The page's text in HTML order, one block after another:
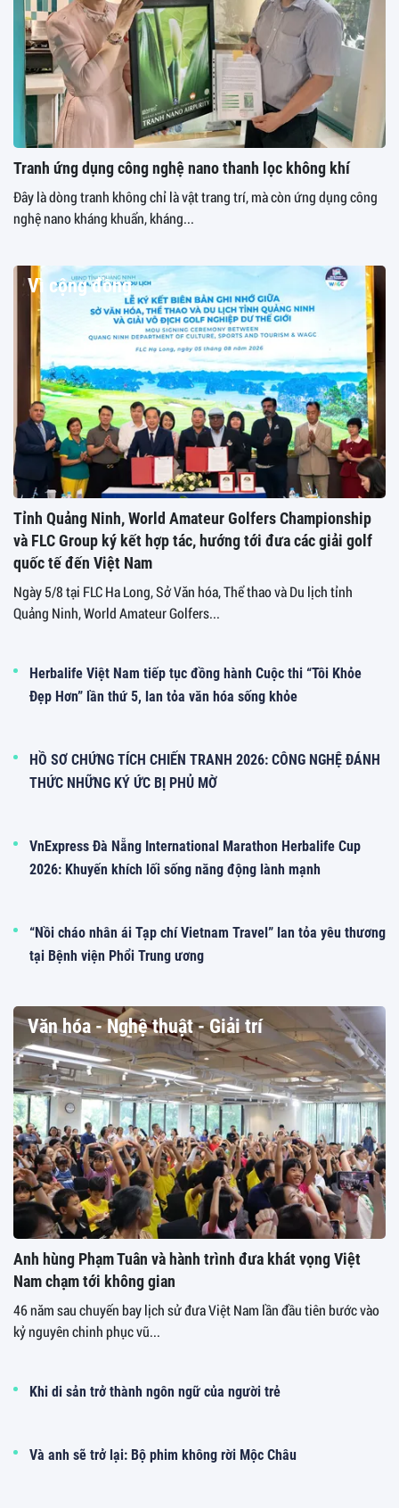
Tranh ứng dụng công nghệ nano thanh lọc không khí
Đây là dòng tranh không chỉ là vật trang trí, mà còn ứng dụng công
nghệ nano kháng khuẩn, kháng...
Vì cộng đồng
Tỉnh Quảng Ninh, World Amateur Golfers Championship
và FLC Group ký kết hợp tác, hướng tới đưa các giải golf
quốc tế đến Việt Nam
Ngày 5/8 tại FLC Ha Long, Sở Văn hóa, Thể thao và Du lịch tỉnh
Quảng Ninh, World Amateur Golfers...
Herbalife Việt Nam tiếp tục đồng hành Cuộc thi “Tôi Khỏe
Đẹp Hơn” lần thứ 5, lan tỏa văn hóa sống khỏe
HỒ SƠ CHỨNG TÍCH CHIẾN TRANH 2026: CÔNG NGHỆ ĐÁNH
THỨC NHỮNG KÝ ỨC BỊ PHỦ MỜ
VnExpress Đà Nẵng International Marathon Herbalife Cup
2026: Khuyến khích lối sống năng động lành mạnh
“Nồi cháo nhân ái Tạp chí Vietnam Travel” lan tỏa yêu thương
tại Bệnh viện Phổi Trung ương
Văn hóa - Nghệ thuật - Giải trí
Anh hùng Phạm Tuân và hành trình đưa khát vọng Việt
Nam chạm tới không gian
46 năm sau chuyến bay lịch sử đưa Việt Nam lần đầu tiên bước vào
kỷ nguyên chinh phục vũ...
Khi di sản trở thành ngôn ngữ của người trẻ
Và anh sẽ trở lại: Bộ phim không rời Mộc Châu